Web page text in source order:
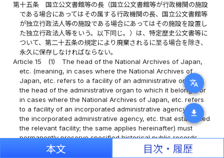
translate
download
第十五条
国立公文書館等の長（国立公文書館等が行政機関の施設
である場合にあってはその属する行政機関の長、国立公文書館等
が独立行政法人等の施設である場合にあってはその施設を設置し
た独立行政法人等をいう。以下同じ。）は、特定歴史公文書等に
ついて、第二十五条の規定により廃棄されるに至る場合を除き、
永久に保存しなければならない。
Article 15
(1)
The head of the National Archives of Japan,
etc. (meaning, in cases where the National Archives of
Japan, etc. refers to a facility of an administrative organ,
the head of the administrative organ to which it belongs, or
in cases where the National Archives of Japan, etc. refers
to a facility of an incorporated administrative agency, etc.,
the incorporated administrative agency, etc. that established
the relevant facility; the same applies hereinafter) must
permanently preserve specified historical public records
and archives except in cases where they are to be
本文 目次・履歴